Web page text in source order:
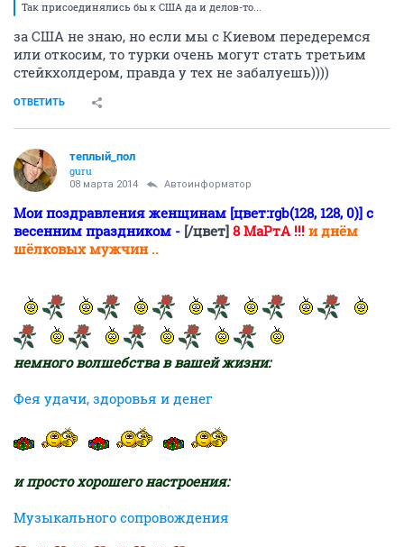
Так присоединялись бы к США да и делов-то...
за США не знаю, но если мы с Киевом передеремся
или откосим, то турки очень могут стать третьим
стейкхолдером, правда у тех не забалуешь))))
ОТВЕТИТЬ
теплый_пол
guru
08 марта 2014 Автоинформатор
Мои поздравления женщинам [цвет:rgb(128, 128, 0)] с
весенним праздником - [/цвет] 8 МаРтА !!! и днём
шёлковых мужчин ..
немного волшебства в вашей жизни:
Фея удачи, здоровья и денег
и просто хорошего настроения:
Музыкального сопровождения